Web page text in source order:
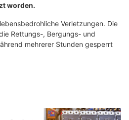
worden.
Verletzungen. Die
Rettungs-, Bergungs- und
mehrerer Stunden gesperrt